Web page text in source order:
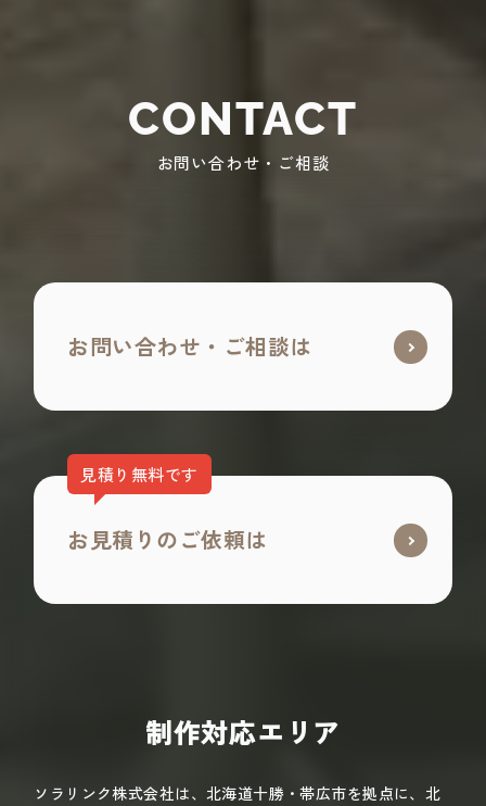
CONTACT
お問い合わせ・ご相談
お問い合わせ・ご相談は
見積り無料です
お見積りのご依頼は
制作対応エリア
ソラリンク株式会社は、北海道十勝・帯広市を拠点に、北